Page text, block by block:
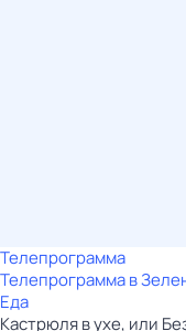
Телепрограмма
Телепрограмма в
Еда
Кастрюля в ухе, или